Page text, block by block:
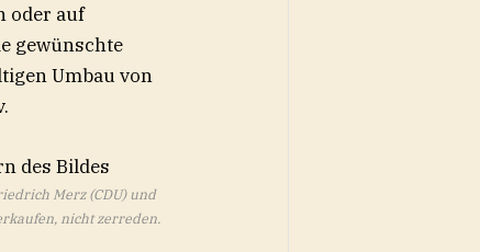
oder auf
gewünschte
Umbau von
Merz (CDU) und
nicht zerreden.